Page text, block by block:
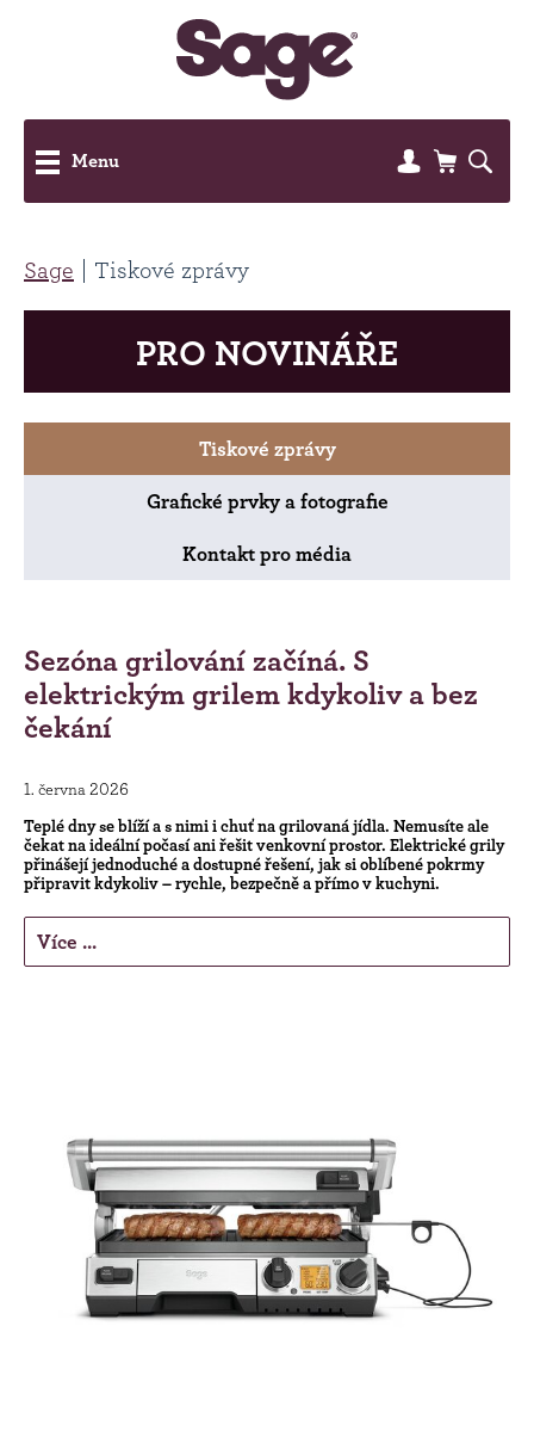
Menu
Sage Tiskové zprávy
PRO NOVINÁŘE
Tiskové zprávy
Grafické prvky a fotografie
Kontakt pro média
Sezóna grilování začíná. S
elektrickým grilem kdykoliv a bez
čekání
1. června 2026
Teplé dny se blíží a s nimi i chuť na grilovaná jídla. Nemusíte ale
čekat na ideální počasí ani řešit venkovní prostor. Elektrické grily
přinášejí jednoduché a dostupné řešení, jak si oblíbené pokrmy
připravit kdykoliv – rychle, bezpečně a přímo v kuchyni.
Více ...